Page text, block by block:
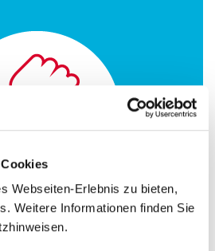
Webseiten-Erlebnis zu bieten,
Weitere Informationen finden Sie
zu MEZ